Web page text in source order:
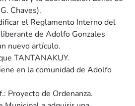
Chaves).
el Reglamento Interno del
de Adolfo Gonzales
nuevo artículo.
TANTANAKUY.
en la comunidad de Adolfo
Proyecto de Ordenanza.